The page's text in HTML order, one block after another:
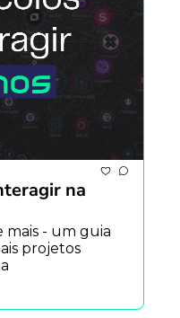
na
mais - um guia
projetos